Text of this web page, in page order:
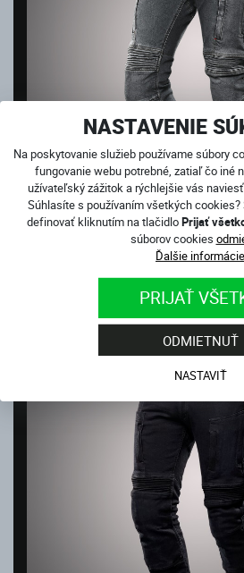
NASTAVENIE
Na poskytovanie služieb používame súbory
fungovanie webu potrebné, zatiaľ čo iné
užívateľský zážitok a rýchlejšie vás
Súhlasíte s používaním všetkých
definovať kliknutím na tlačidloPrijať
súborov cookies
Ďalšie informácie
PRIJAŤ
ODMIETNUŤ
NASTAVIŤ
CLUB SPORT GREY